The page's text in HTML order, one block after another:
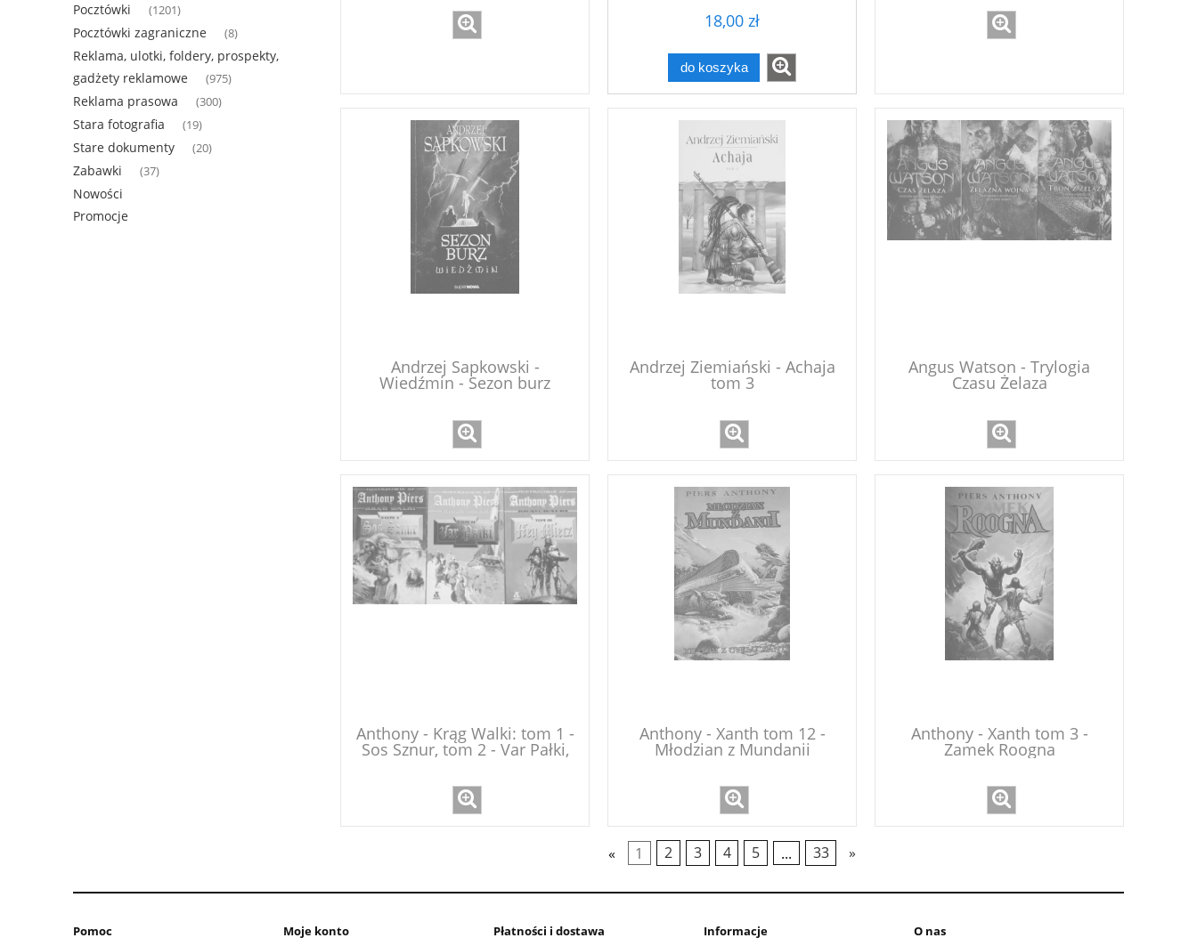
Pocztówki (1201)
Pocztówki zagraniczne (8)
Reklama, ulotki, foldery, prospekty,
gadżety reklamowe
(975)
Reklama prasowa (300)
Stara fotografia (19)
Stare dokumenty (20)
Zabawki (37)
Nowości
Promocje
18,00 zł
do koszyka
Andrzej Sapkowski -
Wiedźmin - Sezon burz
Andrzej Ziemiański - Achaja
tom 3
Angus Watson - Trylogia
Czasu Żelaza
Anthony - Krąg Walki: tom 1 -
Sos Sznur, tom 2 - Var Pałki,
Anthony - Xanth tom 12 -
Młodzian z Mundanii
Anthony - Xanth tom 3 -
Zamek Roogna
« 1 2 3 4 5 ... 33 »
Pomoc Moje konto Płatności i dostawa Informacje O nas